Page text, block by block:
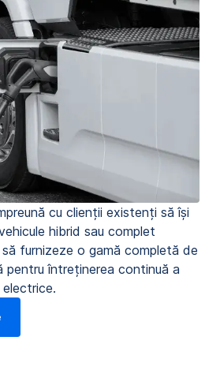
cu clienții existenți să își
hibrid sau complet
furnizeze o gamă completă de
pentru întreținerea continuă a